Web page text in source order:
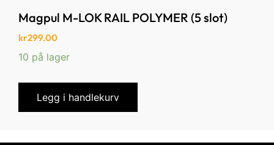
Magpul M-LOK RAIL POLYMER (5 slot)
kr299.00
10 på lager
Legg i handlekurv